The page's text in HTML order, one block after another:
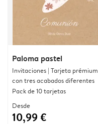
Paloma pastel
Invitaciones | Tarjeta prémium
con tres acabados diferentes
Pack de 10 tarjetas
Desde
10,99 €